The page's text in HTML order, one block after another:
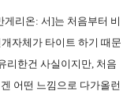
게리온: 서]는 처음부터 비
자체가 타이트 하기 때문
리한건 사실이지만, 처음
어떤 느낌으로 다가올런